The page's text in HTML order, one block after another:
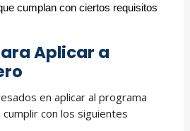
cumplan con ciertos requisitos
Aplicar a
en aplicar al programa
con los siguientes